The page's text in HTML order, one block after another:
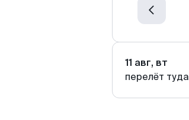
11 авг, вт
перелёт туда